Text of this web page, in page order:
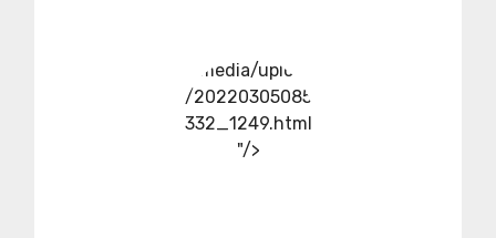
../media/upload
/20220305085
332_1249.html
"/>